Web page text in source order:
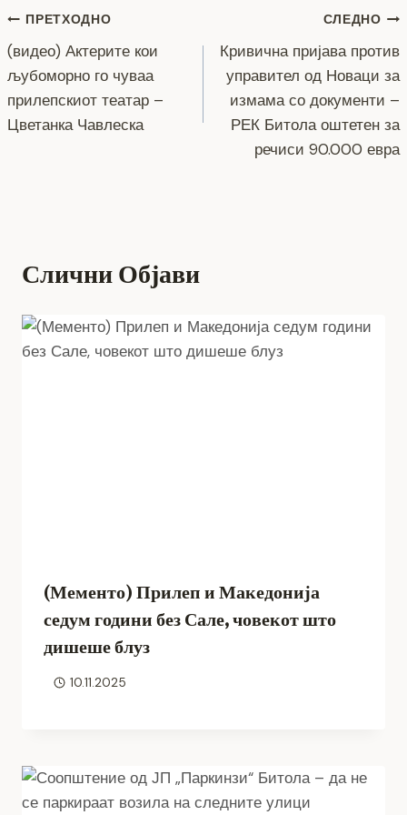
o
k
Навигација
на
напис
ПРЕТХОДНО
(видео) Актерите кои
љубоморно го чуваа
прилепскиот театар –
Цветанка Чавлеска
СЛЕДНО
Кривична пријава против
управител од Новаци за
измама со документи –
РЕК Битола оштетен за
речиси 90.000 евра
Слични Објави
(Мементо) Прилеп и Македонија
седум години без Сале, човекот што
дишеше блуз
10.11.2025